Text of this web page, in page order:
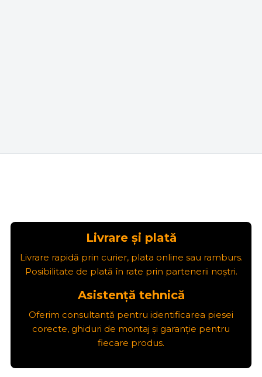
Livrare și plată
Livrare rapidă prin curier, plata online sau ramburs.
Posibilitate de plată în rate prin partenerii noștri.
Asistență tehnică
Oferim consultanță pentru identificarea piesei
corecte, ghiduri de montaj și garanție pentru
fiecare produs.